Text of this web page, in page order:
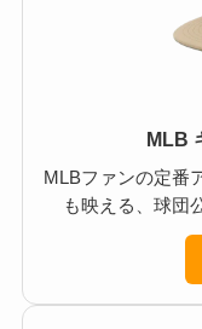
MLB
MLBファンの定番
も映える、球団